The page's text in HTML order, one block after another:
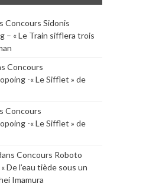
Concours Sidonis
– « Le Train sifflera trois
Concours
-« Le Sifflet » de
Concours
-« Le Sifflet » de
Concours Roboto
De l’eau tiède sous un
Imamura